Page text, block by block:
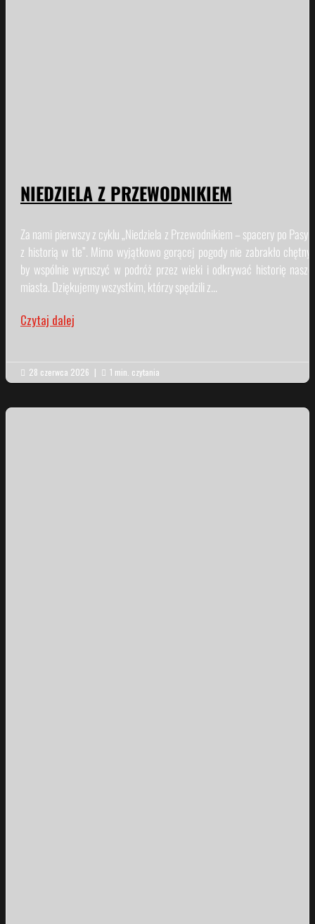
NIEDZIELA Z PRZEWODNIKIEM
Za nami pierwszy z cyklu „Niedziela z Przewodnikiem – spacery po
z historią w tle”. Mimo wyjątkowo gorącej pogody nie zabrakło
by wspólnie wyruszyć w podróż przez wieki i odkrywać historię
miasta. Dziękujemy wszystkim, którzy spędzili z...
Czytaj dalej
 28 czerwca 2026 |  1 min. czytania